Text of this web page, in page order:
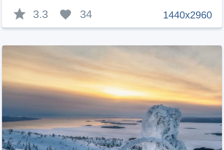
1440x2960
3.3 34